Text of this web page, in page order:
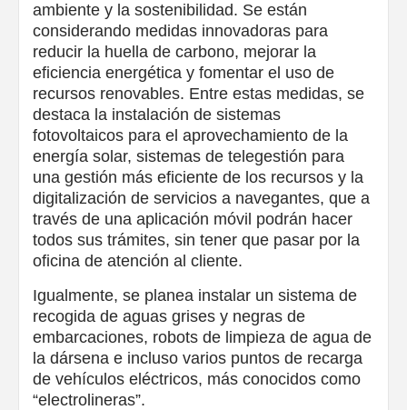
ambiente y la sostenibilidad. Se están
considerando medidas innovadoras para
reducir la huella de carbono, mejorar la
eficiencia energética y fomentar el uso de
recursos renovables. Entre estas medidas, se
destaca la instalación de sistemas
fotovoltaicos para el aprovechamiento de la
energía solar, sistemas de telegestión para
una gestión más eficiente de los recursos y la
digitalización de servicios a navegantes, que a
través de una aplicación móvil podrán hacer
todos sus trámites, sin tener que pasar por la
oficina de atención al cliente.
Igualmente, se planea instalar un sistema de
recogida de aguas grises y negras de
embarcaciones, robots de limpieza de agua de
la dársena e incluso varios puntos de recarga
de vehículos eléctricos, más conocidos como
“electrolineras”.